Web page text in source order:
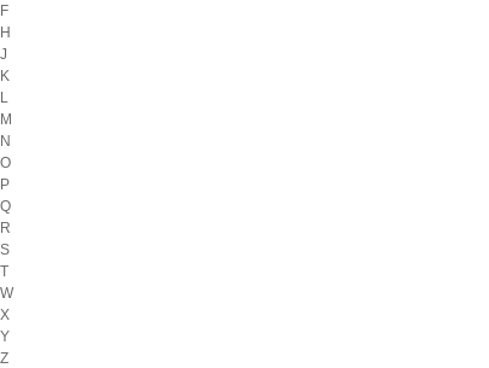
F
H
J
K
L
M
N
O
P
Q
R
S
T
W
X
Y
Z